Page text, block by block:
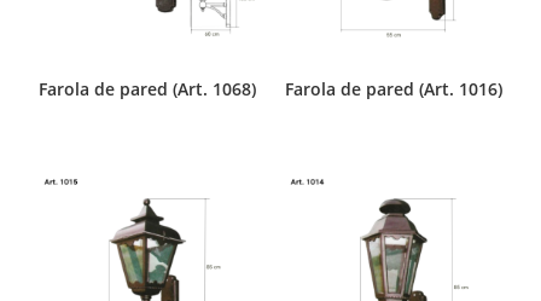
Farola de pared (Art. 1068) Farola de pared (Art. 1016)